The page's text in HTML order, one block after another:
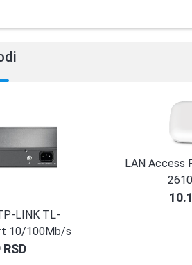
LINK TL-
10/100Mb/s
RSD
LAN Access